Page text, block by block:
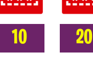
10 20